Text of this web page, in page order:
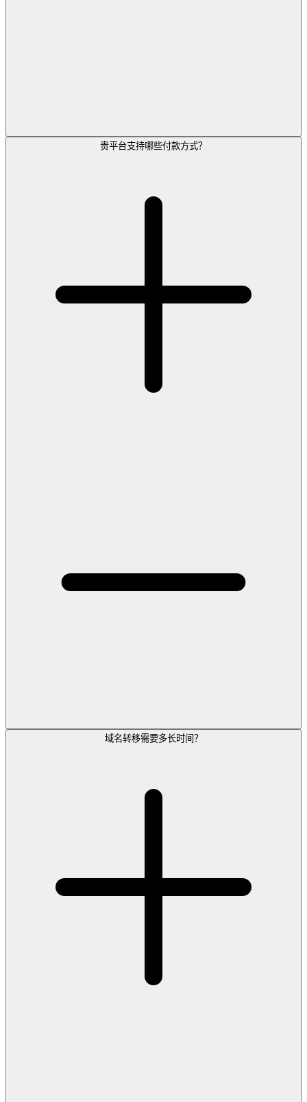
贵平台支持哪些付款方式？
域名转移需要多长时间？